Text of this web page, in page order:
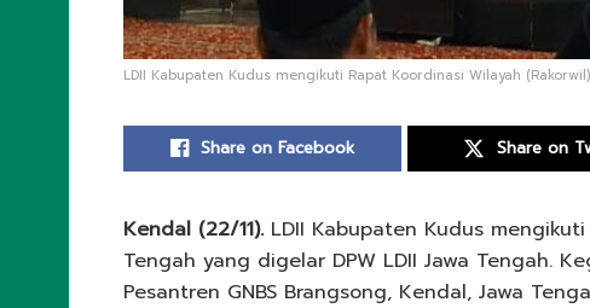
LDII Kabupaten Kudus mengikuti Rapat Koordinasi Wilayah (Rakorwil)
Share on Facebook Share on
Kendal (22/11).LDII Kabupaten Kudus mengikuti
Tengah yang digelar DPW LDII Jawa Tengah.
Pesantren GNBS Brangsong, Kendal, Jawa